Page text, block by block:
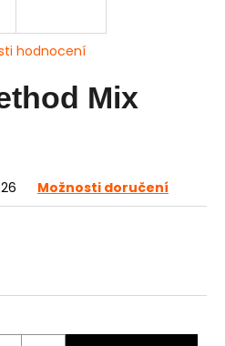
hodnocení
Mix
Možnosti doručení